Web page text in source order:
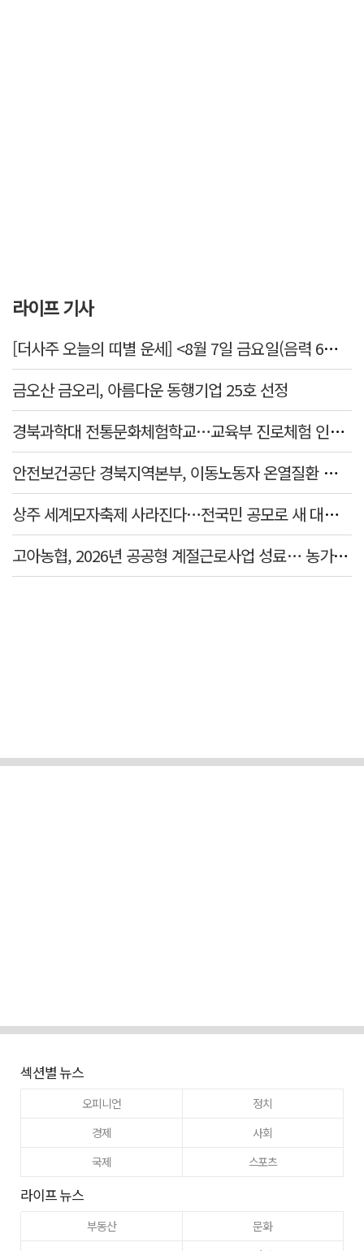
라이프 기사
[더사주 오늘의 띠별 운세] <8월 7일 금요일(음력 6월25일)>
금오산 금오리, 아름다운 동행기업 25호 선정
경북과학대 전통문화체험학교…교육부 진로체험 인증기관 선정
안전보건공단 경북지역본부, 이동노동자 온열질환 예방 캠페인
상주 세계모자축제 사라진다…전국민 공모로 새 대표축제 발굴 나서
고아농협, 2026년 공공형 계절근로사업 성료… 농가 일손 부족 해소 '효자'
섹션별 뉴스
오피니언
정치
경제
사회
국제
스포츠
라이프 뉴스
부동산
문화